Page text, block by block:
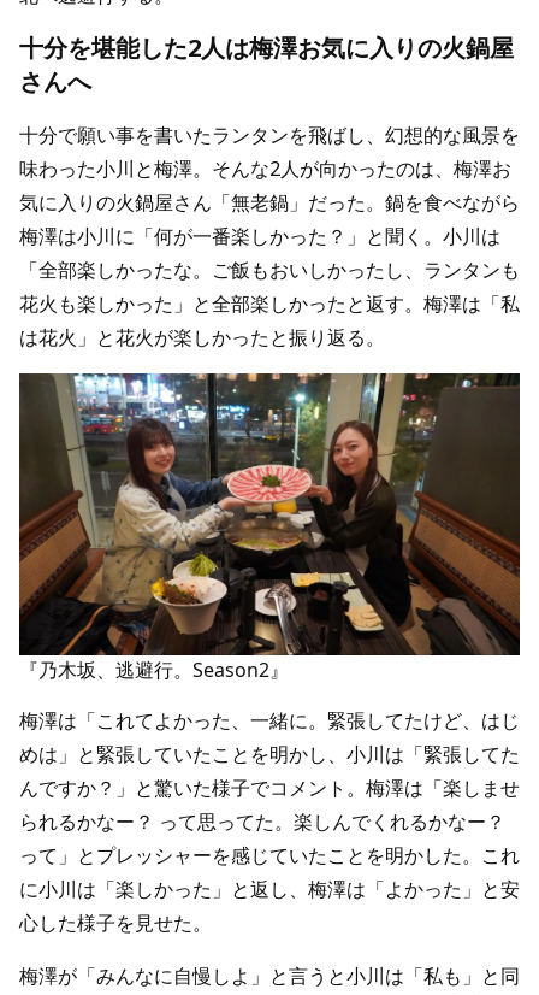
十分を堪能した2人は梅澤お気に入りの火鍋屋
さんへ
十分で願い事を書いたランタンを飛ばし、幻想的な風景を
味わった小川と梅澤。そんな2人が向かったのは、梅澤お
気に入りの火鍋屋さん「無老鍋」だった。鍋を食べながら
梅澤は小川に「何が一番楽しかった？」と聞く。小川は
「全部楽しかったな。ご飯もおいしかったし、ランタンも
花火も楽しかった」と全部楽しかったと返す。梅澤は「私
は花火」と花火が楽しかったと振り返る。
『乃木坂、逃避行。Season2』
梅澤は「これてよかった、一緒に。緊張してたけど、はじ
めは」と緊張していたことを明かし、小川は「緊張してた
んですか？」と驚いた様子でコメント。梅澤は「楽しませ
られるかなー？ って思ってた。楽しんでくれるかなー？
って」とプレッシャーを感じていたことを明かした。これ
に小川は「楽しかった」と返し、梅澤は「よかった」と安
心した様子を見せた。
梅澤が「みんなに自慢しよ」と言うと小川は「私も」と同